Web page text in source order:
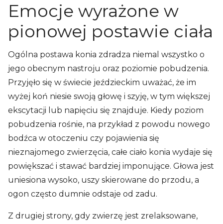
Emocje wyrażone w
pionowej postawie ciała
Ogólna postawa konia zdradza niemal wszystko o
jego obecnym nastroju oraz poziomie pobudzenia.
Przyjęło się w świecie jeździeckim uważać, że im
wyżej koń niesie swoją głowę i szyję, w tym większej
ekscytacji lub napięciu się znajduje. Kiedy poziom
pobudzenia rośnie, na przykład z powodu nowego
bodźca w otoczeniu czy pojawienia się
nieznajomego zwierzęcia, całe ciało konia wydaje się
powiększać i stawać bardziej imponujące. Głowa jest
uniesiona wysoko, uszy skierowane do przodu, a
ogon często dumnie odstaje od zadu.
Z drugiej strony, gdy zwierzę jest zrelaksowane,